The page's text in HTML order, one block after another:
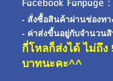
- สั่งซื้อสินค้าผ่านช่องท
- ค่าส่งขี้นอยู่กับจำนวน
กี่โหลก็ส่งได้ ไม่ถึง
บาทนะคะ^^